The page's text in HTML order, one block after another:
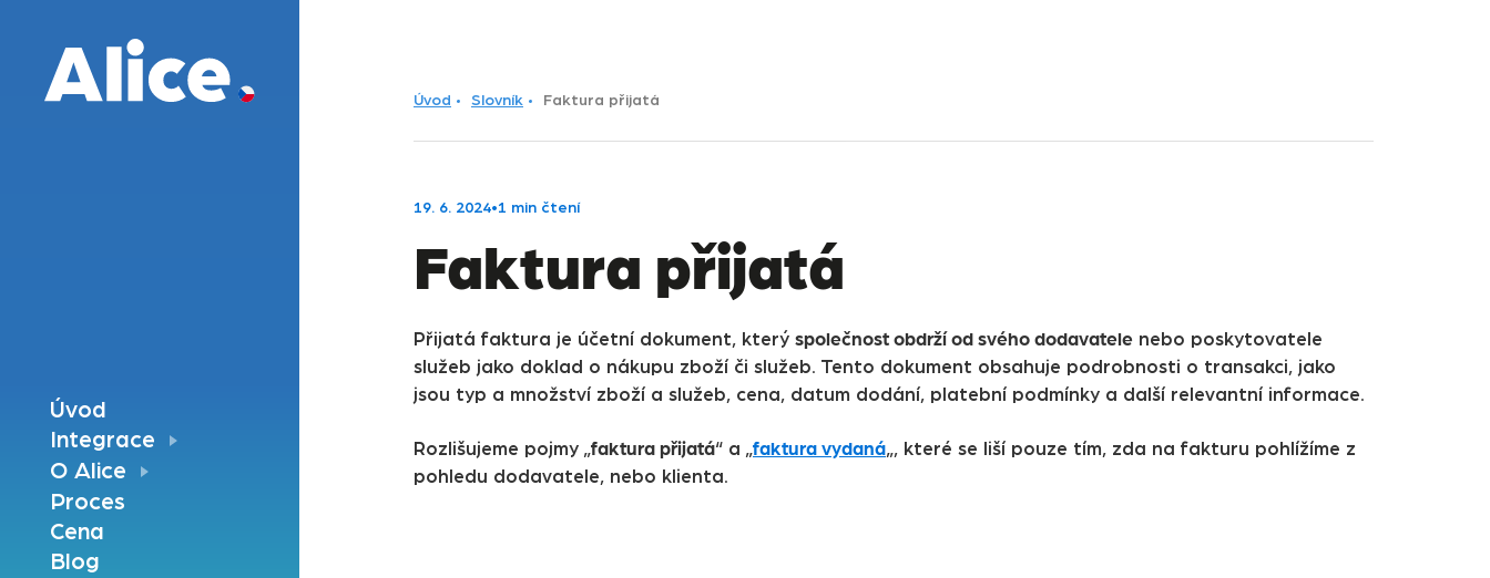
Úvod
Integrace
O Alice
Proces
Cena
Blog
Úvod Slovník Faktura přijatá
19. 6. 2024•1 min čtení
Faktura přijatá
Přijatá faktura je účetní dokument, který společnost obdrží od svého dodavatele nebo poskytovatele
služeb jako doklad o nákupu zboží či služeb. Tento dokument obsahuje podrobnosti o transakci, jako
jsou typ a množství zboží a služeb, cena, datum dodání, platební podmínky a další relevantní informace.
Rozlišujeme pojmy „faktura přijatá“ a „faktura vydaná„, které se liší pouze tím, zda na fakturu pohlížíme z
pohledu dodavatele, nebo klienta.